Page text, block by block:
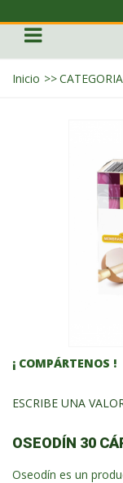
Inicio >>
¡ COMPÁRTENOS !
ESCRIBE UNA
OSEODÍN 30
Oseodín es un